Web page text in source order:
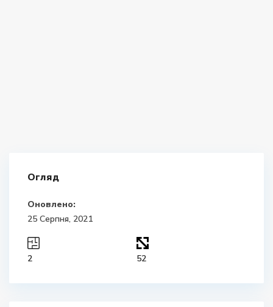
Огляд
Оновлено:
25 Серпня, 2021
2 52